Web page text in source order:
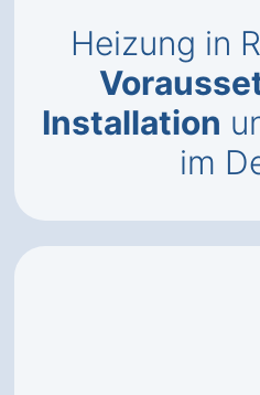
Heizung in
Installation
im